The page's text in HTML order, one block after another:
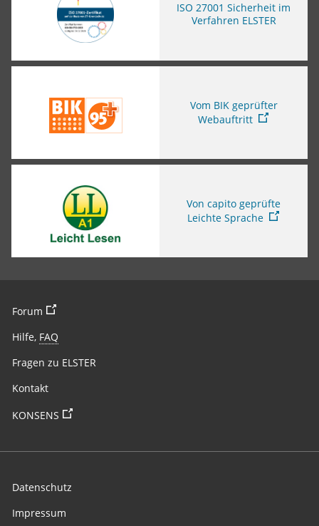
ISO 27001 Sicherheit im
Verfahren ELSTER
Vom BIK geprüfter
Webauftritt
Von capito geprüfte
Leichte Sprache
Forum Sie verlassen die Seite
Hilfe, FAQ
Fragen zu ELSTER
Kontakt
KONSENS Sie verlassen die Seite
Datenschutz
Impressum